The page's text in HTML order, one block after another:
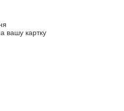
вашу картку